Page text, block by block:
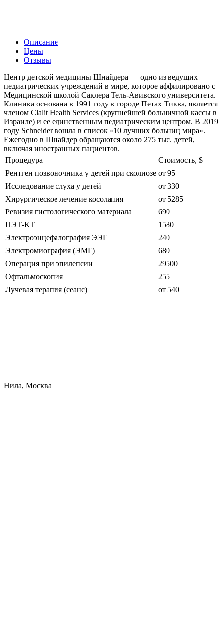
Описание
Цены
Отзывы
Центр детской медицины Шнайдера — одно из ведущих
педиатрических учреждений в мире, которое аффилировано с
Медицинской школой Саклера Тель-Авивского университета.
Клиника основана в 1991 году в городе Петах-Тиква, является
членом Clalit Health Services (крупнейшей больничной кассы в
Израиле) и ее единственным педиатрическим центром. В 2019
году Schneider вошла в список «10 лучших больниц мира».
Ежегодно в Шнайдер обращаются около 275 тыс. детей,
включая иностранных пациентов.
Процедура
Стоимость, $
Рентген позвоночника у детей при сколиозе от 95
Исследование слуха у детей
от 330
Хирургическое лечение косолапия
от 5285
Ревизия гистологического материала
690
ПЭТ-КТ
1580
Электроэнцефалография ЭЭГ
240
Электромиография (ЭМГ)
680
Операция при эпилепсии
29500
Офтальмоскопия
255
Лучевая терапия (сеанс)
от 540
Нила, Москва